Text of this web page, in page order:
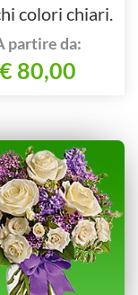
colori chiari.
partire da:
€ 80,00